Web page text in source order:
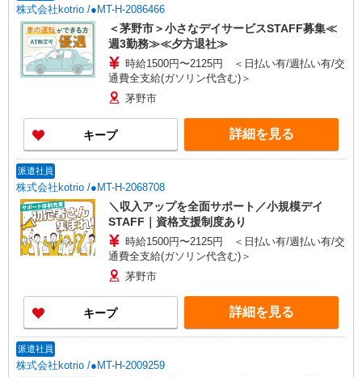
株式会社kotrio /●MT-H-2086466
＜茅野市＞小さなデイサービスSTAFF募集≪
週3勤務≫≪夕方退社≫
時給1500円〜2125円 ＜日払い有/週払い有/交
通費全支給(ガソリン代含む)＞
茅野市
キープ 詳細を見る
派遣社員
株式会社kotrio /●MT-H-2068708
＼収入アップを全面サポート／小規模デイ
STAFF｜資格支援制度あり
時給1500円〜2125円 ＜日払い有/週払い有/交
通費全支給(ガソリン代含む)＞
茅野市
キープ 詳細を見る
派遣社員
株式会社kotrio /●MT-H-2009259